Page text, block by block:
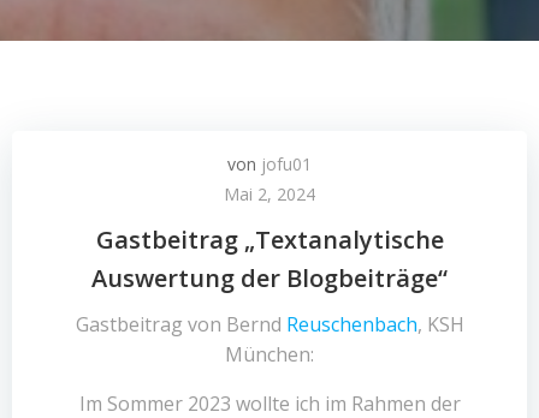
von jofu01
Mai 2, 2024
Gastbeitrag „Textanalytische
Auswertung der Blogbeiträge“
Gastbeitrag von Bernd Reuschenbach, KSH
München:
Im Sommer 2023 wollte ich im Rahmen der